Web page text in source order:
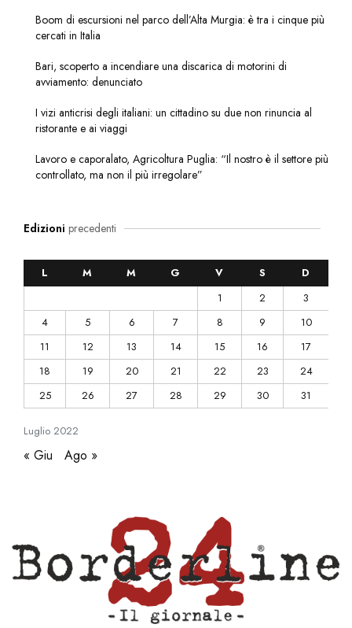
Boom di escursioni nel parco dell’Alta Murgia: è tra i cinque più
cercati in Italia
Bari, scoperto a incendiare una discarica di motorini di
avviamento: denunciato
I vizi anticrisi degli italiani: un cittadino su due non rinuncia al
ristorante e ai viaggi
Lavoro e caporalato, Agricoltura Puglia: “Il nostro è il settore più
controllato, ma non il più irregolare”
Edizioni precedenti
Luglio 2022
L M M G V S
D
1
2
3
4
5 6 7 8 9
10
11
12 13 14 15 16
17
18
19 20 21 22 23
24
25
26 27 28 29 30 31
« Giu Ago »